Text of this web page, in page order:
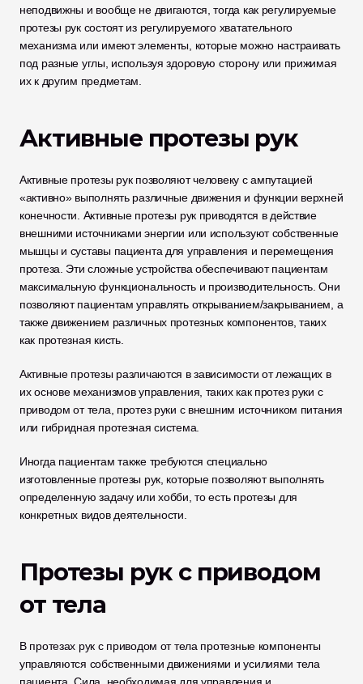
неподвижны и вообще не двигаются, тогда как регулируемые
протезы рук состоят из регулируемого хватательного
механизма или имеют элементы, которые можно настраивать
под разные углы, используя здоровую сторону или прижимая
их к другим предметам.
Активные протезы рук
Активные протезы рук позволяют человеку с ампутацией
«активно» выполнять различные движения и функции верхней
конечности. Активные протезы рук приводятся в действие
внешними источниками энергии или используют собственные
мышцы и суставы пациента для управления и перемещения
протеза. Эти сложные устройства обеспечивают пациентам
максимальную функциональность и производительность. Они
позволяют пациентам управлять открыванием/закрыванием, а
также движением различных протезных компонентов, таких
как протезная кисть.
Активные протезы различаются в зависимости от лежащих в
их основе механизмов управления, таких как протез руки с
приводом от тела, протез руки с внешним источником питания
или гибридная протезная система.
Иногда пациентам также требуются специально
изготовленные протезы рук, которые позволяют выполнять
определенную задачу или хобби, то есть протезы для
конкретных видов деятельности.
Протезы рук с приводом
от тела
В протезах рук с приводом от тела протезные компоненты
управляются собственными движениями и усилиями тела